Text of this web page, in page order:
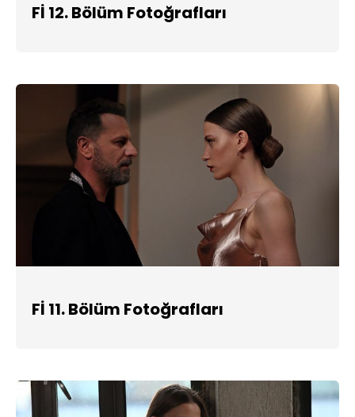
Fİ 12. Bölüm Fotoğrafları
Fİ 11. Bölüm Fotoğrafları